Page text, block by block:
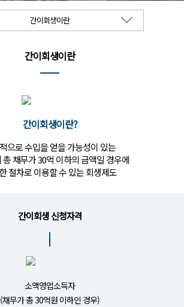
간이회생이란
간이회생이란
간이회생이란?
으로 수입을 얻을 가능성이 있는
총 채무가 30억 이하의 금액일 경우에
절차로 이용할 수 있는 회생제도
간이회생 신청자격
소액영업소득자
(채무가 총 30억원 이하인 경우)